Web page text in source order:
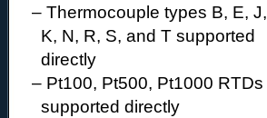
– Thermocouple types B, E, J,
K, N, R, S, and T supported
directly
– Pt100, Pt500, Pt1000 RTDs
supported directly